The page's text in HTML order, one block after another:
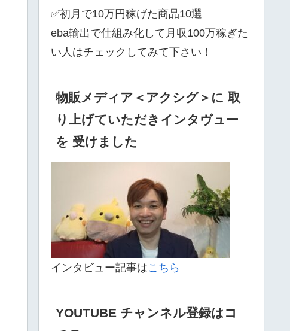
✅初月で10万円稼げた商品10選
eba輸出で仕組み化して月収100万稼ぎた
い人はチェックしてみて下さい！
物販メディア＜アクシグ＞に 取
り上げていただきインタヴュー
を 受けました
インタビュー記事はこちら
YOUTUBE チャンネル登録はコ